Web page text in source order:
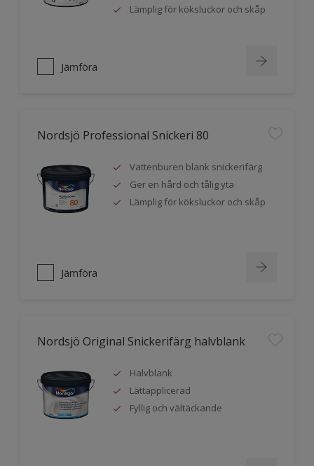
Lämplig för köksluckor och skåp
Jämföra
Nordsjö Professional Snickeri 80
Vattenburen blank snickerifärg
Ger en hård och tålig yta
Lämplig för köksluckor och skåp
Jämföra
Nordsjö Original Snickerifärg halvblank
Halvblank
Lättapplicerad
Fyllig och vältäckande